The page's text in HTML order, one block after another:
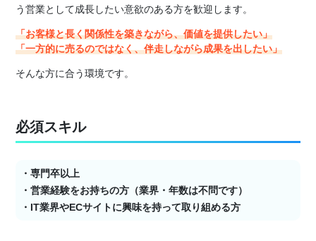
う営業として成長したい意欲のある方を歓迎します。
「お客様と長く関係性を築きながら、価値を提供したい」
「一方的に売るのではなく、伴走しながら成果を出したい」
そんな方に合う環境です。
必須スキル
・専門卒以上
・営業経験をお持ちの方（業界・年数は不問です）
・IT業界やECサイトに興味を持って取り組める方